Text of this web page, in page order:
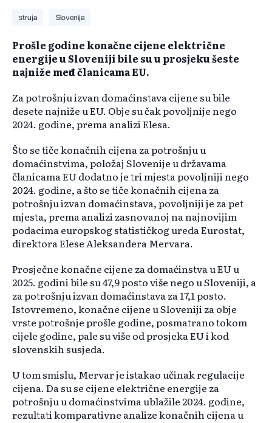
struja Slovenija
Prošle godine konačne cijene električne
energije u Sloveniji bile su u prosjeku šeste
najniže među članicama EU.
Za potrošnju izvan domaćinstava cijene su bile
desete najniže u EU. Obje su čak povoljnije nego
2024. godine, prema analizi Elesa.
Što se tiče konačnih cijena za potrošnju u
domaćinstvima, položaj Slovenije u državama
članicama EU dodatno je tri mjesta povoljniji nego
2024. godine, a što se tiče konačnih cijena za
potrošnju izvan domaćinstava, povoljniji je za pet
mjesta, prema analizi zasnovanoj na najnovijim
podacima europskog statističkog ureda Eurostat,
direktora Elese Aleksandera Mervara.
Prosječne konačne cijene za domaćinstva u EU u
2025. godini bile su 47,9 posto više nego u Sloveniji, a
za potrošnju izvan domaćinstava za 17,1 posto.
Istovremeno, konačne cijene u Sloveniji za obje
vrste potrošnje prošle godine, posmatrano tokom
cijele godine, pale su više od prosjeka EU i kod
slovenskih susjeda.
U tom smislu, Mervar je istakao učinak regulacije
cijena. Da su se cijene električne energije za
potrošnju u domaćinstvima ublažile 2024. godine,
rezultati komparativne analize konačnih cijena u